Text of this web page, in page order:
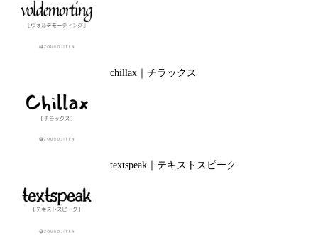
chillax｜チラックス
textspeak｜テキストスピーク